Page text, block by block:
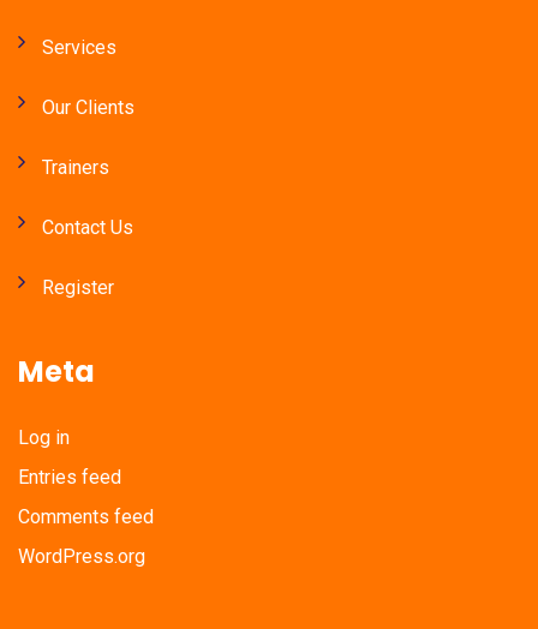
Services
Our Clients
Trainers
Contact Us
Register
Meta
Log in
Entries feed
Comments feed
WordPress.org